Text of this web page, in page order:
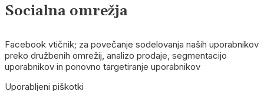
Socialna omrežja
Facebook vtičnik; za povečanje sodelovanja naših uporabnikov
preko družbenih omrežij, analizo prodaje, segmentacijo
uporabnikov in ponovno targetiranje uporabnikov
Uporabljeni piškotki